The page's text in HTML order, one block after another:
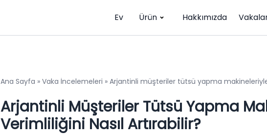
Ev Ürün Hakkımızda
Ana Sayfa » Vaka İncelemeleri » Arjantinli müşteriler tütsü yapma
Arjantinli Müşteriler Tütsü Yapma
Verimliliğini Nasıl Artırabilir?